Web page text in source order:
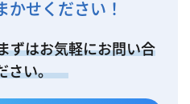
かせください！
ずはお気軽にお問い合
さい。